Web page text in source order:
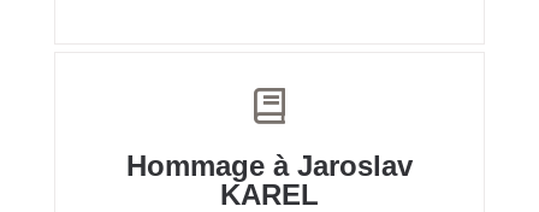
Hommage à Jaroslav
KAREL